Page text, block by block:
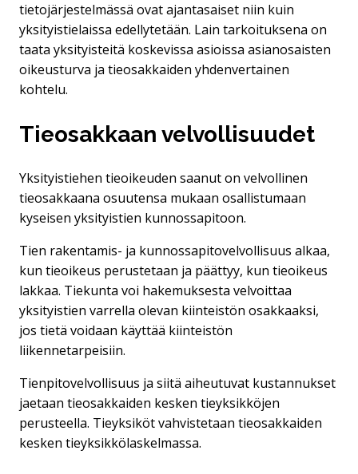
tietojärjestelmässä ovat ajantasaiset niin kuin
yksityistielaissa edellytetään. Lain tarkoituksena on
taata yksityisteitä koskevissa asioissa asianosaisten
oikeusturva ja tieosakkaiden yhdenvertainen
kohtelu.
Tieosakkaan velvollisuudet
Yksityistiehen tieoikeuden saanut on velvollinen
tieosakkaana osuutensa mukaan osallistumaan
kyseisen yksityistien kunnossapitoon.
Tien rakentamis- ja kunnossapitovelvollisuus alkaa,
kun tieoikeus perustetaan ja päättyy, kun tieoikeus
lakkaa. Tiekunta voi hakemuksesta velvoittaa
yksityistien varrella olevan kiinteistön osakkaaksi,
jos tietä voidaan käyttää kiinteistön
liikennetarpeisiin.
Tienpitovelvollisuus ja siitä aiheutuvat kustannukset
jaetaan tieosakkaiden kesken tieyksikköjen
perusteella. Tieyksiköt vahvistetaan tieosakkaiden
kesken tieyksikkölaskelmassa.